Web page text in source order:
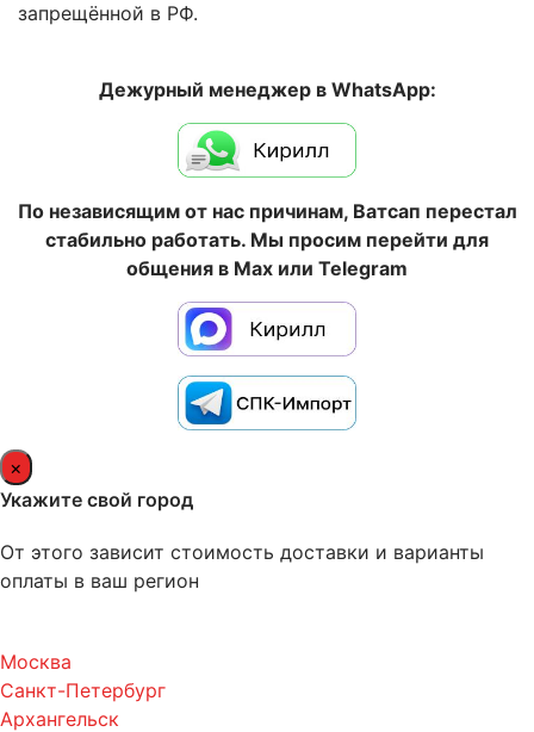
запрещённой в РФ.
Дежурный менеджер в WhatsApp:
По независящим от нас причинам, Ватсап перестал
стабильно работать. Мы просим перейти для
общения в Max или Telegram
×
Укажите свой город
От этого зависит стоимость доставки и варианты
оплаты в ваш регион
Москва
Санкт-Петербург
Архангельск